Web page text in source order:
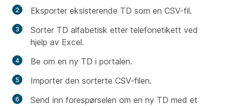
Eksporter eksisterende TD som en CSV-fil.
Sorter TD alfabetisk etter telefonetikett ved
hjelp av Excel.
Be om en ny TD i portalen.
Importer den sorterte CSV-filen.
Send inn forespørselen om en ny TD med et